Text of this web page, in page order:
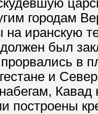
городам
на иранскую
был
в
и
Кавад
построены